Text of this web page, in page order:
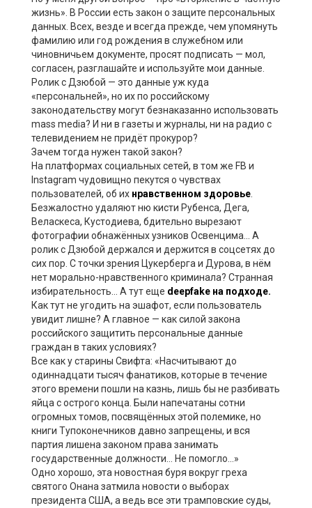
жизнь». В России есть закон о защите персональных
данных. Всех, везде и всегда прежде, чем упомянуть
фамилию или год рождения в служебном или
чиновничьем документе, просят подписать — мол,
согласен, разглашайте и используйте мои данные.
Ролик с Дзюбой — это данные уж куда
«персональней», но их по российскому
законодательству могут безнаказанно использовать
mass media? И ни в газеты и журналы, ни на радио с
телевидением не придёт прокурор?
Зачем тогда нужен такой закон?
На платформах социальных сетей, в том же FB и
Instagram чудовищно пекутся о чувствах
пользователей, об их нравственном здоровье
Безжалостно удаляют ню кисти Рубенса, Дега,
Веласкеса, Кустодиева, бдительно вырезают
фотографии обнажённых узников Освенцима… А
ролик с Дзюбой держался и держится в соцсетях до
сих пор. С точки зрения Цукерберга и Дурова, в нём
нет морально-нравственного криминала? Странная
избирательность… А тут еще deepfake на подходе.
Как тут не угодить на эшафот, если пользователь
увидит лишне? А главное — как силой закона
российского защитить персональные данные
граждан в таких условиях?
Все как у старины Свифта: «Насчитывают до
одиннадцати тысяч фанатиков, которые в течение
этого времени пошли на казнь, лишь бы не разбивать
яйца с острого конца. Были напечатаны сотни
огромных томов, посвящённых этой полемике, но
книги Тупоконечников давно запрещены, и вся
партия лишена законом права занимать
государственные должности… Не помогло…»
Одно хорошо, эта новостная буря вокруг греха
святого Онана затмила новости о выборах
президента США, а ведь все эти трамповские суды,